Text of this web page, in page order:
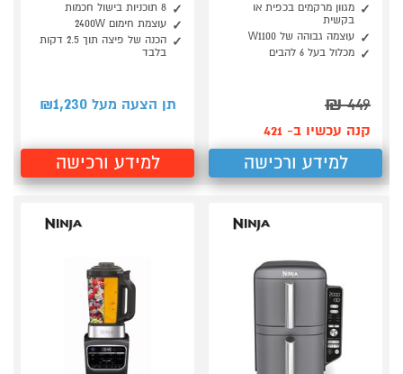
מגוון מרקמים בכפית או
בקשית
עוצמה גבוהה של W1100
מכלול בעל 6 להבים
449
₪
קנה עכשיו ב- 421
למידע ורכישה
8 תוכניות בישול חכמות
עוצמת חימום 2400W
הכנה של פיצה תוך 2.5 דקות
בלבד
תן הצעה מעל ₪ 1,230
למידע ורכישה